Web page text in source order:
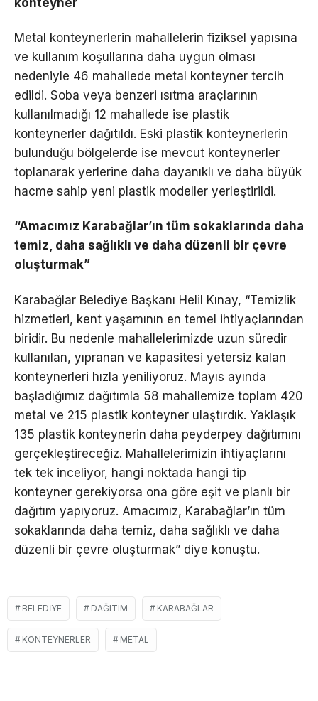
konteyner
Metal konteynerlerin mahallelerin fiziksel yapısına
ve kullanım koşullarına daha uygun olması
nedeniyle 46 mahallede metal konteyner tercih
edildi. Soba veya benzeri ısıtma araçlarının
kullanılmadığı 12 mahallede ise plastik
konteynerler dağıtıldı. Eski plastik konteynerlerin
bulunduğu bölgelerde ise mevcut konteynerler
toplanarak yerlerine daha dayanıklı ve daha büyük
hacme sahip yeni plastik modeller yerleştirildi.
“Amacımız Karabağlar’ın tüm sokaklarında daha
temiz, daha sağlıklı ve daha düzenli bir çevre
oluşturmak”
Karabağlar Belediye Başkanı Helil Kınay, “Temizlik
hizmetleri, kent yaşamının en temel ihtiyaçlarından
biridir. Bu nedenle mahallelerimizde uzun süredir
kullanılan, yıpranan ve kapasitesi yetersiz kalan
konteynerleri hızla yeniliyoruz. Mayıs ayında
başladığımız dağıtımla 58 mahallemize toplam 420
metal ve 215 plastik konteyner ulaştırdık. Yaklaşık
135 plastik konteynerin daha peyderpey dağıtımını
gerçekleştireceğiz. Mahallelerimizin ihtiyaçlarını
tek tek inceliyor, hangi noktada hangi tip
konteyner gerekiyorsa ona göre eşit ve planlı bir
dağıtım yapıyoruz. Amacımız, Karabağlar’ın tüm
sokaklarında daha temiz, daha sağlıklı ve daha
düzenli bir çevre oluşturmak” diye konuştu.
BELEDIYE DAĞITIM KARABAĞLAR
KONTEYNERLER METAL